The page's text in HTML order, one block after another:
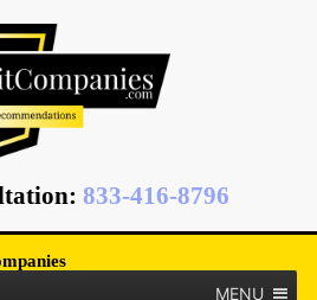
: 833-416-8796
MENU